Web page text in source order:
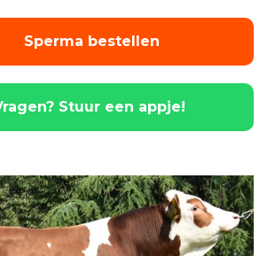
Sperma bestellen
Stuur een appje!